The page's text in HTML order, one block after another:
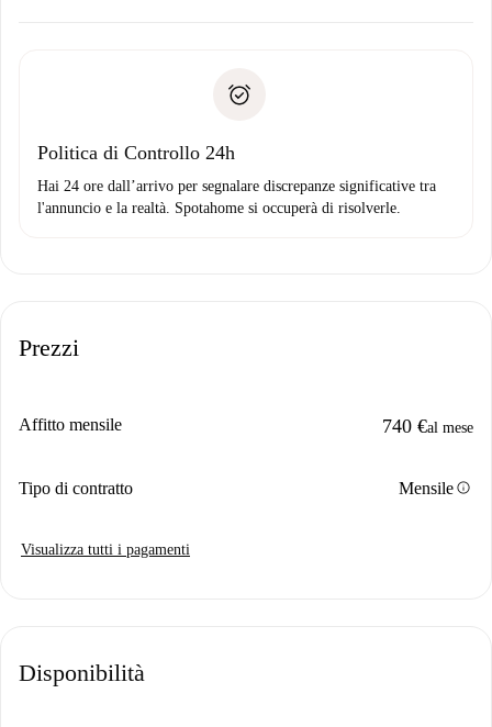
Domiciliazione del pagamento
solo se non segnali problemi.
Politica di Controllo 24h
Hai 24 ore dall’arrivo per segnalare discrepanze significative tra
l'annuncio e la realtà. Spotahome si occuperà di risolverle.
Prezzi
Affitto mensile 740 €al mese
Tipo di contratto Mensileinfo
Visualizza tutti i pagamenti
Disponibilità